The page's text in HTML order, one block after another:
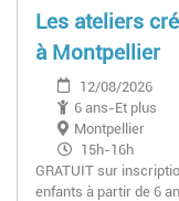
Les ateliers
à Montpellier
12/08/2026
6 ans-Et plus
Montpellier
15h-16h
GRATUIT sur
enfants à partir de 6